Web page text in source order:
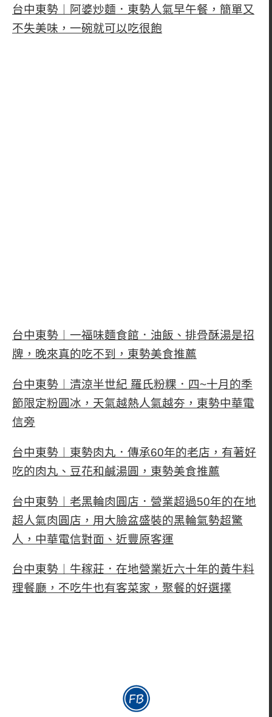
台中東勢︱阿婆炒麵．東勢人氣早午餐，簡單又
不失美味，一碗就可以吃很飽
台中東勢︱一福味麵食館．油飯、排骨酥湯是招
牌，晚來真的吃不到，東勢美食推薦
台中東勢︱清涼半世紀 羅氏粉粿．四~十月的季
節限定粉圓冰，天氣越熱人氣越夯，東勢中華電
信旁
台中東勢︱東勢肉丸．傳承60年的老店，有著好
吃的肉丸、豆花和鹹湯圓，東勢美食推薦
台中東勢︱老黑輪肉圓店．營業超過50年的在地
超人氣肉圓店，用大臉盆盛裝的黑輪氣勢超驚
人，中華電信對面、近豐原客運
台中東勢︱牛稼莊．在地營業近六十年的黃牛料
理餐廳，不吃牛也有客菜家，聚餐的好選擇